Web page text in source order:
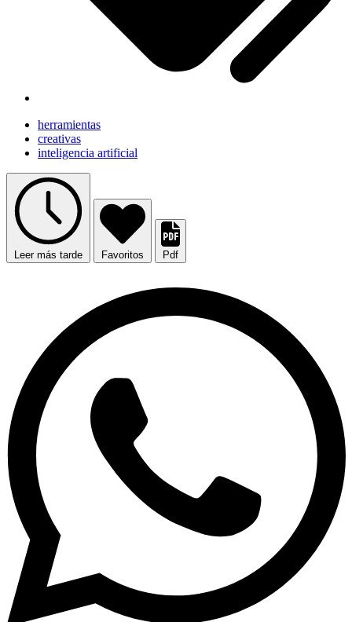
herramientas
creativas
inteligencia artificial
Leer más tarde Favoritos Pdf